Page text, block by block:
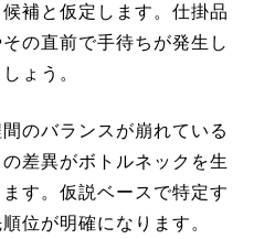
補と仮定します。仕掛品
の直前で手待ちが発生し
ょう。
のバランスが崩れている
差異がボトルネックを生
す。仮説ベースで特定す
位が明確になります。